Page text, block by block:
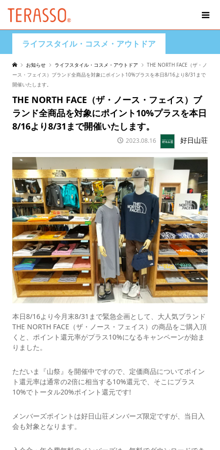
ライフスタイル・コスメ・アウトドア
お知らせ ライフスタイル・コスメ・アウトドア
THE NORTH FACE（ザ・ノ
ース・フェイス）ブランド全商品を対象にポイント10%プラスを本日8/16より8/31まで
開催いたします。
THE NORTH FACE（ザ・ノース・フェイス）ブ
ランド全商品を対象にポイント10%プラスを本日
8/16より8/31まで開催いたします。
2023.08.16 好日山荘
本日8/16より今月末8/31まで緊急企画として、大人気ブランド
THE NORTH FACE（ザ・ノース・フェイス）の商品をご購入頂
くと、ポイント還元率がプラス10%になるキャンペーンが始ま
りました。
ただいま『山祭』を開催中ですので、定価商品についてポイン
ト還元率は通常の2倍に相当する10%還元で、そこにプラス
10%でトータル20%ポイント還元です!
メンバーズポイントは好日山荘メンバーズ限定ですが、当日入
会も対象となります。